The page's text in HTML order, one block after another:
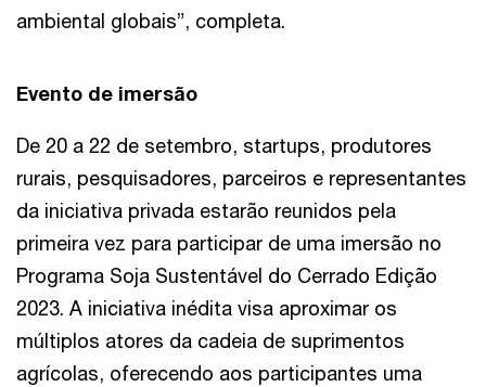
ambiental globais”, completa.
Evento de imersão
De 20 a 22 de setembro, startups, produtores
rurais, pesquisadores, parceiros e representantes
da iniciativa privada estarão reunidos pela
primeira vez para participar de uma imersão no
Programa Soja Sustentável do Cerrado Edição
2023. A iniciativa inédita visa aproximar os
múltiplos atores da cadeia de suprimentos
agrícolas, oferecendo aos participantes uma